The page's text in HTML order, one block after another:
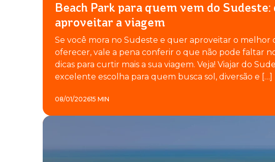
Beach Park para quem vem do Sudeste:
aproveitar a viagem
Se você mora no Sudeste e quer aproveitar o melhor
oferecer, vale a pena conferir o que não pode faltar
dicas para curtir mais a sua viagem. Veja! Viajar do
excelente escolha para quem busca sol, diversão e […]
08/01/202615 MIN